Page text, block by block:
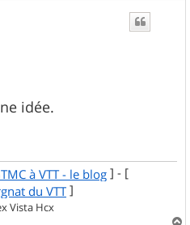
idée.
à VTT - le blog ] - [
du VTT ]
Vista Hcx